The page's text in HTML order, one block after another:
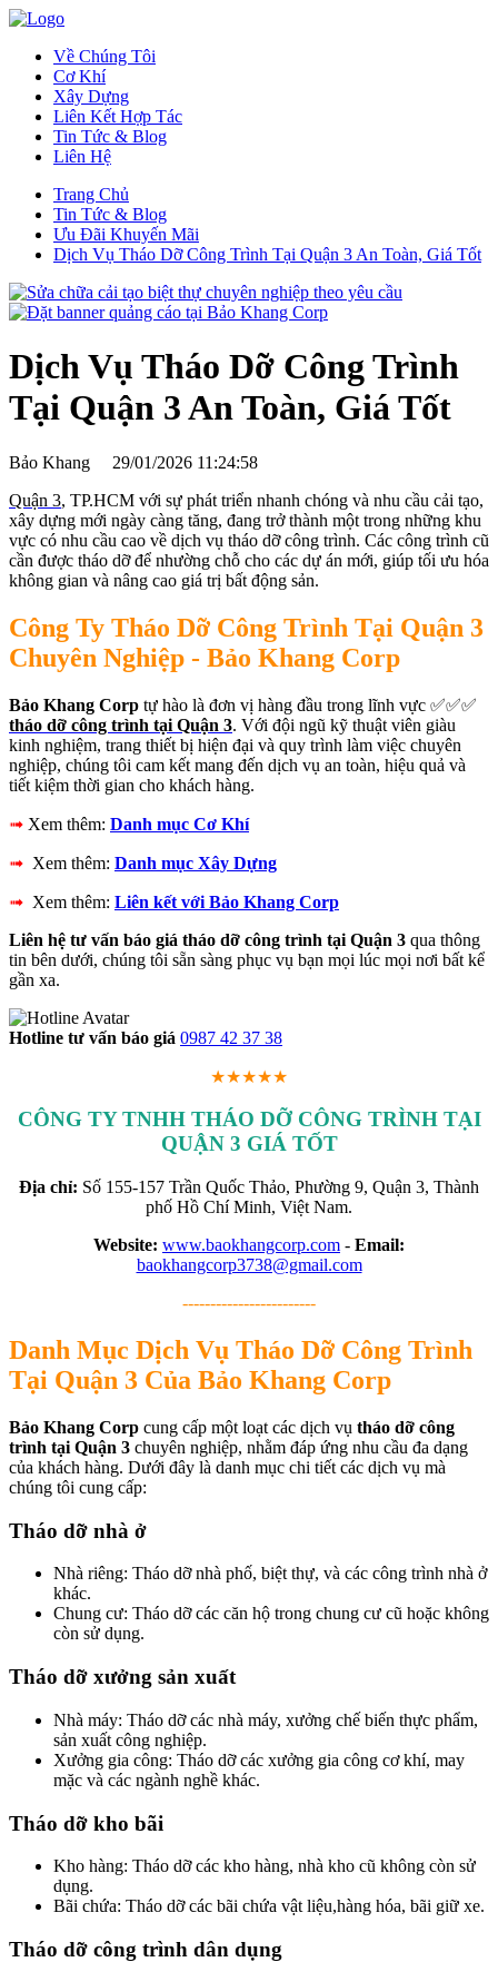
Về Chúng Tôi
Cơ Khí
Xây Dựng
Liên Kết Hợp Tác
Tin Tức & Blog
Liên Hệ
Trang Chủ
Tin Tức & Blog
Ưu Đãi Khuyến Mãi
Dịch Vụ Tháo Dỡ Công Trình Tại Quận 3 An Toàn, Giá Tốt
Dịch Vụ Tháo Dỡ Công Trình
Tại Quận 3 An Toàn, Giá Tốt
Bảo Khang 29/01/2026 11:24:58
Quận 3, TP.HCM với sự phát triển nhanh chóng và nhu cầu cải tạo,
xây dựng mới ngày càng tăng, đang trở thành một trong những khu
vực có nhu cầu cao về dịch vụ tháo dỡ công trình. Các công trình cũ
cần được tháo dỡ để nhường chỗ cho các dự án mới, giúp tối ưu hóa
không gian và nâng cao giá trị bất động sản.
Công Ty Tháo Dỡ Công Trình Tại Quận 3
Chuyên Nghiệp - Bảo Khang Corp
Bảo Khang Corp tự hào là đơn vị hàng đầu trong lĩnh vực ✅✅✅
tháo dỡ công trình tại Quận 3. Với đội ngũ kỹ thuật viên giàu
kinh nghiệm, trang thiết bị hiện đại và quy trình làm việc chuyên
nghiệp, chúng tôi cam kết mang đến dịch vụ an toàn, hiệu quả và
tiết kiệm thời gian cho khách hàng.
➟ Xem thêm: Danh mục Cơ Khí
➟ Xem thêm: Danh mục Xây Dựng
➟ Xem thêm: Liên kết với Bảo Khang Corp
Liên hệ tư vấn báo giá tháo dỡ công trình tại Quận 3 qua thông
tin bên dưới, chúng tôi sẵn sàng phục vụ bạn mọi lúc mọi nơi bất kể
gần xa.
Hotline tư vấn báo giá 0987 42 37 38
★★★★★
CÔNG TY TNHH THÁO DỠ CÔNG TRÌNH TẠI
QUẬN 3 GIÁ TỐT
Địa chỉ: Số 155-157 Trần Quốc Thảo, Phường 9, Quận 3, Thành
phố Hồ Chí Minh, Việt Nam.
Website: www.baokhangcorp.com - Email:
baokhangcorp3738@gmail.com
------------------------
Danh Mục Dịch Vụ Tháo Dỡ Công Trình
Tại Quận 3 Của Bảo Khang Corp
Bảo Khang Corp cung cấp một loạt các dịch vụ tháo dỡ công
trình tại Quận 3 chuyên nghiệp, nhằm đáp ứng nhu cầu đa dạng
của khách hàng. Dưới đây là danh mục chi tiết các dịch vụ mà
chúng tôi cung cấp:
Tháo dỡ nhà ở
Nhà riêng: Tháo dỡ nhà phố, biệt thự, và các công trình nhà ở
khác.
Chung cư: Tháo dỡ các căn hộ trong chung cư cũ hoặc không
còn sử dụng.
Tháo dỡ xưởng sản xuất
Nhà máy: Tháo dỡ các nhà máy, xưởng chế biến thực phẩm,
sản xuất công nghiệp.
Xưởng gia công: Tháo dỡ các xưởng gia công cơ khí, may
mặc và các ngành nghề khác.
Tháo dỡ kho bãi
Kho hàng: Tháo dỡ các kho hàng, nhà kho cũ không còn sử
dụng.
Bãi chứa: Tháo dỡ các bãi chứa vật liệu,hàng hóa, bãi giữ xe.
Tháo dỡ công trình dân dụng